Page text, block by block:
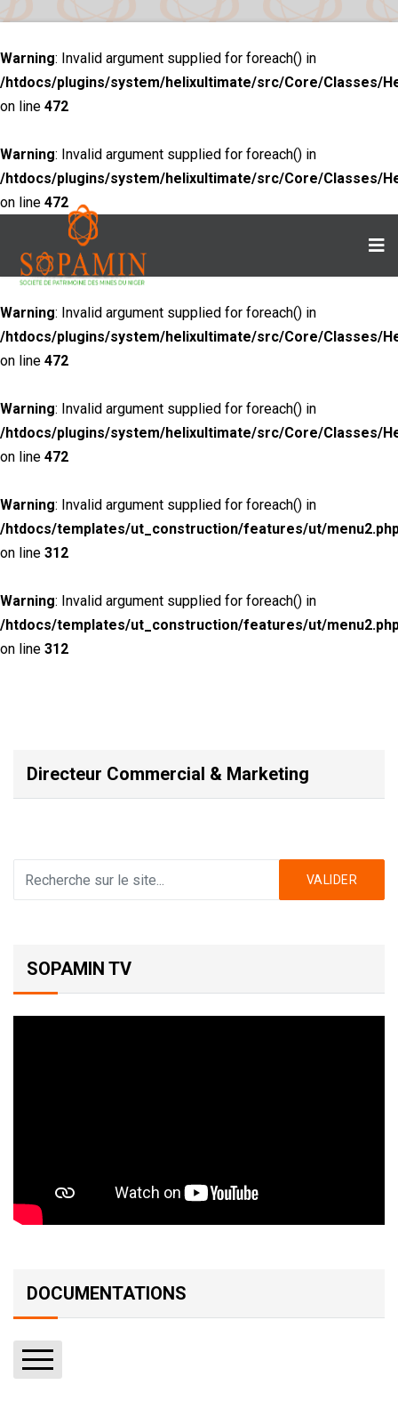
Warning: Invalid argument supplied for foreach() in
/htdocs/plugins/system/helixultimate/src/Core/Classes/
on line 472
Warning: Invalid argument supplied for foreach() in
/htdocs/plugins/system/helixultimate/src/Core/Classes/
on line 472
Warning: Invalid argument supplied for foreach() in
/htdocs/plugins/system/helixultimate/src/Core/Classes/
on line 472
Warning: Invalid argument supplied for foreach() in
/htdocs/plugins/system/helixultimate/src/Core/Classes/
on line 472
Warning: Invalid argument supplied for foreach() in
/htdocs/templates/ut_construction/features/ut/
on line 312
Warning: Invalid argument supplied for foreach() in
/htdocs/templates/ut_construction/features/ut/
on line 312
Directeur Commercial & Marketing
VALIDER
SOPAMIN TV
DOCUMENTATIONS